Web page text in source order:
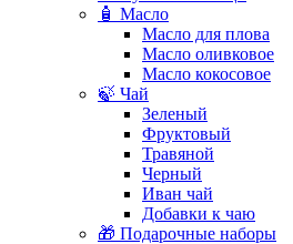
🧴 Масло
Масло для плова
Масло оливковое
Масло кокосовое
🍃 Чай
Зеленый
Фруктовый
Травяной
Черный
Иван чай
Добавки к чаю
🎁 Подарочные наборы